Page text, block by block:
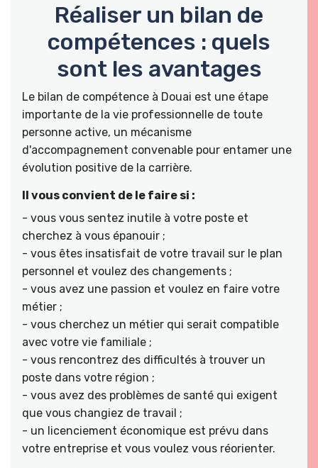
Réaliser un bilan de
compétences : quels
sont les avantages
Le bilan de compétence à Douai est une étape
importante de la vie professionnelle de toute
personne active, un mécanisme
d'accompagnement convenable pour entamer une
évolution positive de la carrière.
Il vous convient de le faire si :
- vous vous sentez inutile à votre poste et
cherchez à vous épanouir ;
- vous êtes insatisfait de votre travail sur le plan
personnel et voulez des changements ;
- vous avez une passion et voulez en faire votre
métier ;
- vous cherchez un métier qui serait compatible
avec votre vie familiale ;
- vous rencontrez des difficultés à trouver un
poste dans votre région ;
- vous avez des problèmes de santé qui exigent
que vous changiez de travail ;
- un licenciement économique est prévu dans
votre entreprise et vous voulez vous réorienter.